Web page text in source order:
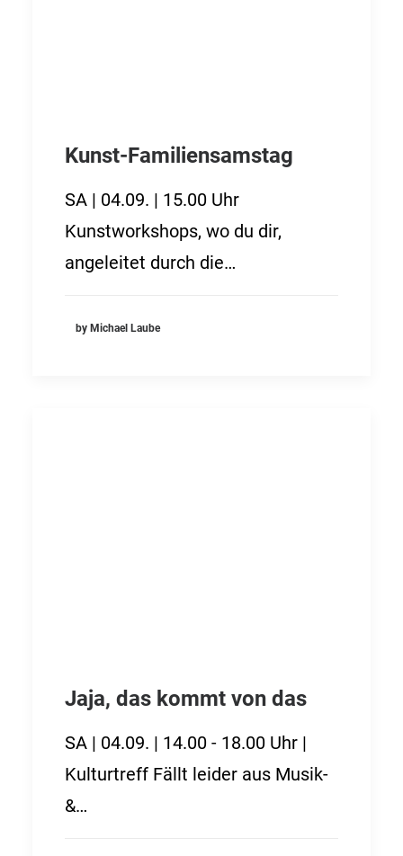
Kunst-Familiensamstag
SA | 04.09. | 15.00 Uhr
Kunstworkshops, wo du dir,
angeleitet durch die…
by Michael Laube
Jaja, das kommt von das
SA | 04.09. | 14.00 - 18.00 Uhr |
Kulturtreff Fällt leider aus Musik-
&…